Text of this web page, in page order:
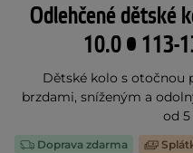
Odlehčené dětské
10.0 • 113-
Dětské kolo s otočnou
brzdami, sníženým a
od 5
Doprava zdarma